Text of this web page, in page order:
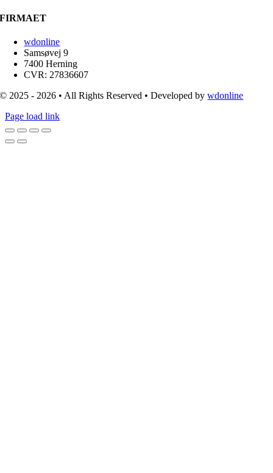
FIRMAET
wdonline
Samsøvej 9
7400 Herning
CVR: 27836607
© 2025 - 2026 • All Rights Reserved • Developed bywdonline
Page load link